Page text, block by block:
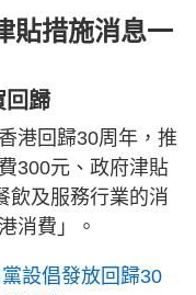
貼措施消息一
回歸
港回歸30周年，推
300元、政府津貼
飲及服務行業的消
消費」。
設倡發放回歸30